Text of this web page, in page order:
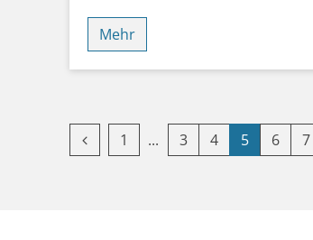
Mehr
Vorherige Seite
Erste Seite
1 3 4 5 6 7